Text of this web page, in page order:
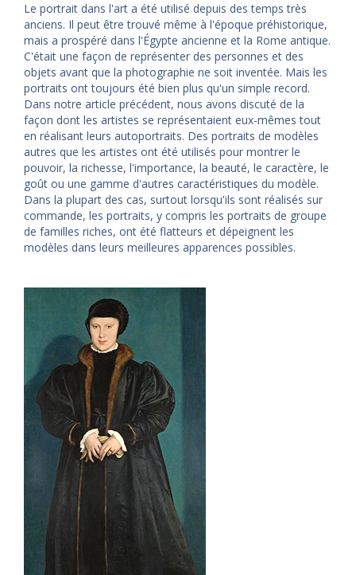
Le portrait dans l'art a été utilisé depuis des temps très
anciens. Il peut être trouvé même à l'époque préhistorique,
mais a prospéré dans l'Égypte ancienne et la Rome antique.
C'était une façon de représenter des personnes et des
objets avant que la photographie ne soit inventée. Mais les
portraits ont toujours été bien plus qu'un simple record.
Dans notre article précédent, nous avons discuté de la
façon dont les artistes se représentaient eux-mêmes tout
en réalisant leurs autoportraits. Des portraits de modèles
autres que les artistes ont été utilisés pour montrer le
pouvoir, la richesse, l'importance, la beauté, le caractère, le
goût ou une gamme d'autres caractéristiques du modèle.
Dans la plupart des cas, surtout lorsqu'ils sont réalisés sur
commande, les portraits, y compris les portraits de groupe
de familles riches, ont été flatteurs et dépeignent les
modèles dans leurs meilleures apparences possibles.